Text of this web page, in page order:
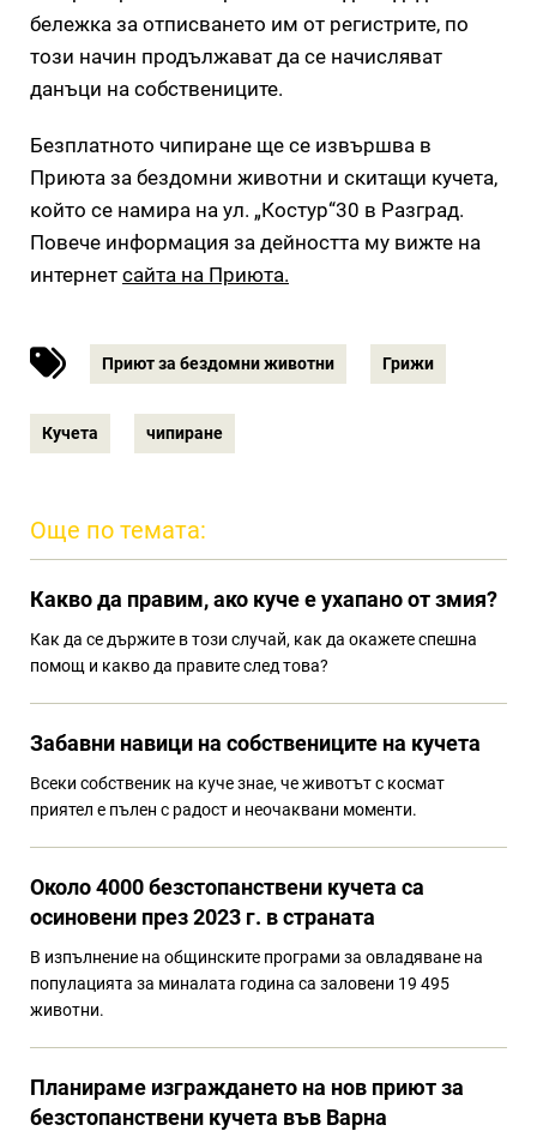
бележка за отписването им от регистрите, по
този начин продължават да се начисляват
данъци на собствениците.
Безплатното чипиране ще се извършва в
Приюта за бездомни животни и скитащи кучета,
който се намира на ул. „Костур“30 в Разград.
Повече информация за дейността му вижте на
интернет сайта на Приюта.
Приют за бездомни животни Грижи
Кучета чипиране
Още по темата:
Какво да правим, ако куче е ухапано от змия?
Как да се държите в този случай, как да окажете спешна
помощ и какво да правите след това?
Забавни навици на собствениците на кучета
Всеки собственик на куче знае, че животът с космат
приятел е пълен с радост и неочаквани моменти.
Около 4000 безстопанствени кучета са
осиновени през 2023 г. в страната
В изпълнение на общинските програми за овладяване на
популацията за миналата година са заловени 19 495
животни.
Планираме изграждането на нов приют за
безстопанствени кучета във Варна